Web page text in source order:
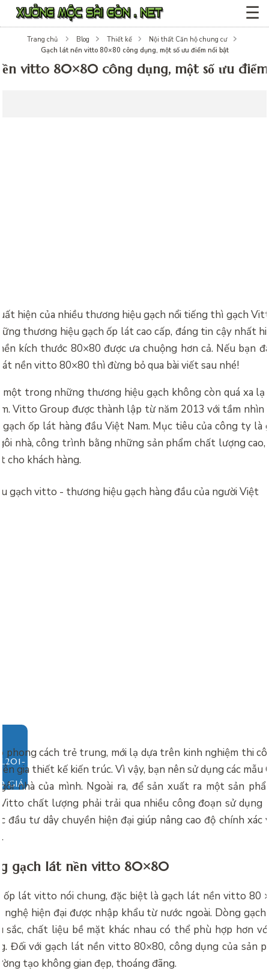
☰
Trang chủ Blog Thiết kế
Nội thất Căn hộ chung cư
Gạch lát nền vitto 80×80 công dụng, một số ưu điểm nổi bật
vitto 80×80 công dụng, một số ưu
hiện của nhiều thương hiệu gạch nổi tiếng thì gạch
thương hiệu gạch ốp lát cao cấp, đáng tin cậy nhất
kích thước 80×80 được ưa chuộng hơn cả. Nếu bạn
nền vitto 80×80 thì đừng bỏ qua bài viết sau nhé!
trong những thương hiệu gạch không còn quá xa lạ
Vitto Group được thành lập từ năm 2013 với tầm nhìn
ốp lát hàng đầu Việt Nam. Mục tiêu của công ty là
nhà, công trình bằng những sản phẩm chất lượng
cho khách hàng.
GIÁ
phong cách trẻ trung, mới lạ dựa trên kinh nghiệm thi
gia thiết kế kiến trúc. Vì vậy, bạn nên sử dụng các mẫu
nhà của mình. Ngoài ra, để sản xuất ra một sản
chất lượng phải trải qua nhiều công đoạn sử
đầu tư dây chuyền hiện đại giúp nâng cao độ chính xác
gạch lát nền vitto 80×80
ốp lát vitto nói chung, đặc biệt làgạch lát nền vitto 80
hiện đại được nhập khẩu từ nước ngoài. Dòng gạch
sắc, chất liệu bề mặt khác nhau có thể phù hợp hơn
Đối với gạch lát nền vitto 80×80, công dụng của sản
tạo không gian đẹp, thoáng đãng.